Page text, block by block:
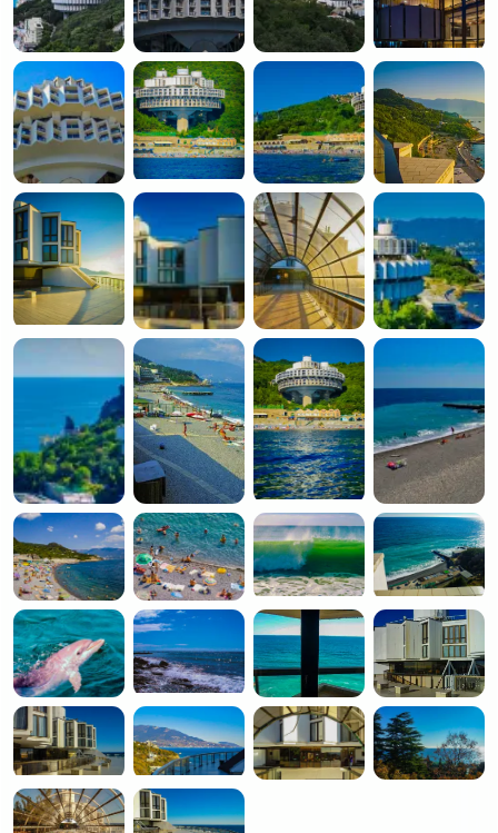
Бильярд
Библиотека
Киноконцертный зал
Настольные игры
Шахматы
Экскурсионное бюро
Питание
Кафе и рестораны
Кафе
Спорт
Тренажёрный зал
Спортивная площадка